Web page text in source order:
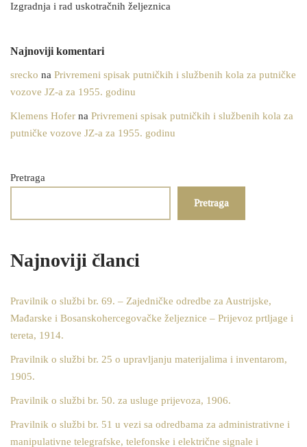
Izgradnja i rad uskotračnih željeznica
Najnoviji komentari
srecko na Privremeni spisak putničkih i službenih kola za putničke
vozove JZ-a za 1955. godinu
Klemens Hofer na Privremeni spisak putničkih i službenih kola za
putničke vozove JZ-a za 1955. godinu
Pretraga
Pretraga
Najnoviji članci
Pravilnik o službi br. 69. – Zajedničke odredbe za Austrijske,
Mađarske i Bosanskohercegovačke željeznice – Prijevoz prtljage i
tereta, 1914.
Pravilnik o službi br. 25 o upravljanju materijalima i inventarom,
1905.
Pravilnik o službi br. 50. za usluge prijevoza, 1906.
Pravilnik o službi br. 51 u vezi sa odredbama za administrativne i
manipulativne telegrafske, telefonske i električne signale i